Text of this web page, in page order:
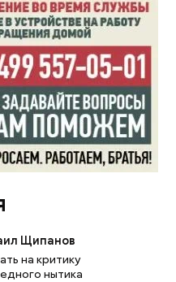
Щипанов
на критику
нытика